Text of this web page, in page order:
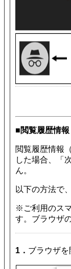
■閲覧履歴情
閲覧履歴情報
した場合、「
ん。
以下の方法で
※ご利用のス
す。ブラウザ
1． ブラウザを